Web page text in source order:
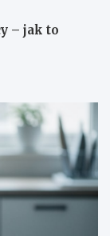
– jak to